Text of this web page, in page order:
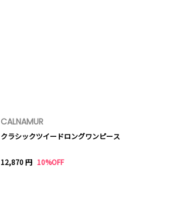
CALNAMUR
クラシックツイードロングワンピース
12,870 円 10%OFF